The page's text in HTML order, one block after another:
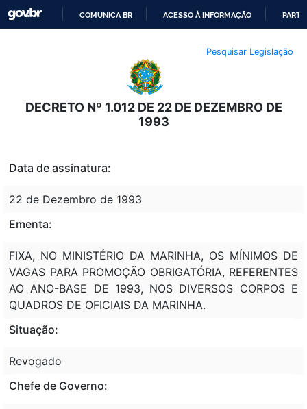
O
CONTEÚDO
COMUNICA BR ACESSO À INFORMAÇÃO
Pesquisar Legislação
DECRETO Nº 1.012 DE 22 DE DEZEMBRO DE
1993
Data de assinatura:
22 de Dezembro de 1993
Ementa:
FIXA, NO MINISTÉRIO DA MARINHA, OS MÍNIMOS DE
VAGAS PARA PROMOÇÃO OBRIGATÓRIA, REFERENTES
AO ANO-BASE DE 1993, NOS DIVERSOS CORPOS E
QUADROS DE OFICIAIS DA MARINHA.
Situação:
Revogado
Chefe de Governo: